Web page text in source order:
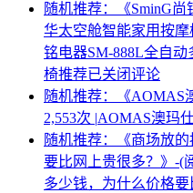
随机推荐：《SminG
华太空舱智能家用按摩
铭电器SM-888L全自
椅推荐已关闭评论
随机推荐：《AOMAS
2,553次 |AOMAS澳玛
随机推荐：《商场放
要比网上贵很多？》-(
多少钱，为什么价格要